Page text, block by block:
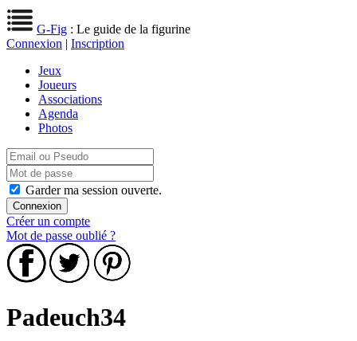
G-Fig : Le guide de la figurine
Connexion | Inscription
Jeux
Joueurs
Associations
Agenda
Photos
Garder ma session ouverte.
Créer un compte
Mot de passe oublié ?
Padeuch34